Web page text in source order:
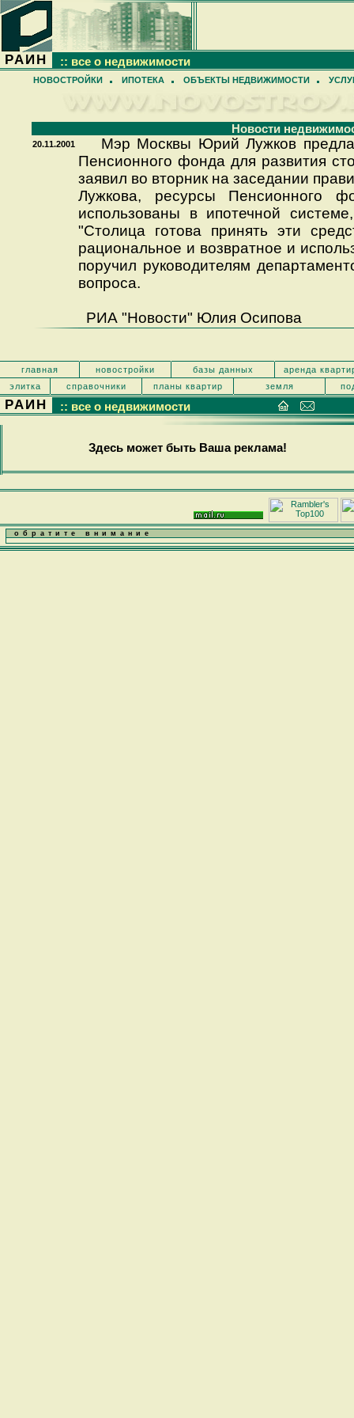
РАИН :: все о недвижимости
НОВОСТРОЙКИ ИПОТЕКА ОБЪЕКТЫ НЕДВИЖИМОСТИ
Новости
20.11.2001
Мэр Москвы Юрий Лужков
Пенсионного фонда для развития
заявил во вторник на заседании
Лужкова, ресурсы Пенсионного
использованы в ипотечной
"Столица готова принять эти
рациональное и возвратное и
поручил руководителям
вопроса.
РИА "Новости" Юлия Осипова
главная новостройки базы данных
аренда
элитка
справочники планы квартир земля
РАИН :: все о недвижимости
Здесь может быть Ваша реклама!
обратите внимание